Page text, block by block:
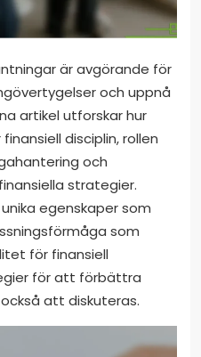
är avgörande för
och uppnå
artikel utforskar hur
disciplin, rollen
och
strategier.
egenskaper som
som
för finansiell
för att förbättra
att diskuteras.